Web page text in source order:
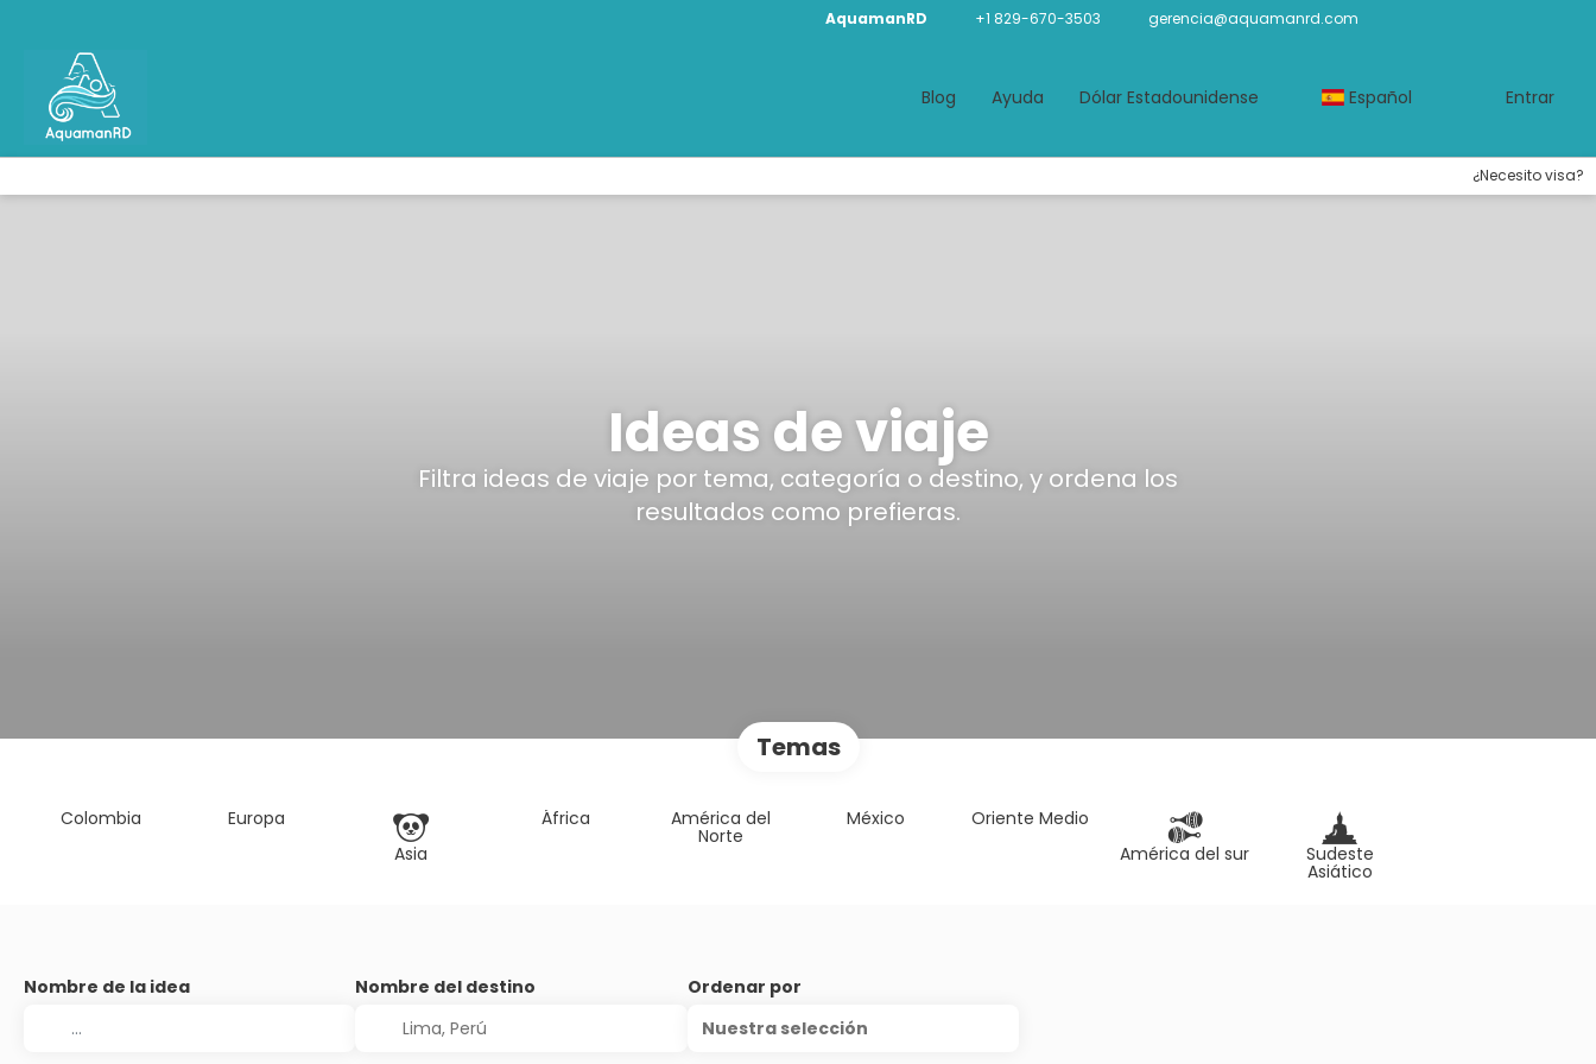
AquamanRD +1 829-670-3503 gerencia@aquamanrd.com
Blog Ayuda Dólar Estadounidense Español Entrar
¿Necesito visa?
Ideas de viaje
Filtra ideas de viaje por tema, categoría o destino, y ordena los
resultados como prefieras.
Temas
Colombia
Europa
Asia
África América del
Norte
México
Oriente Medio
América del sur
Sudeste
Asiático
Nombre de la idea Nombre del destino
Ordenar por
Nuestra selección